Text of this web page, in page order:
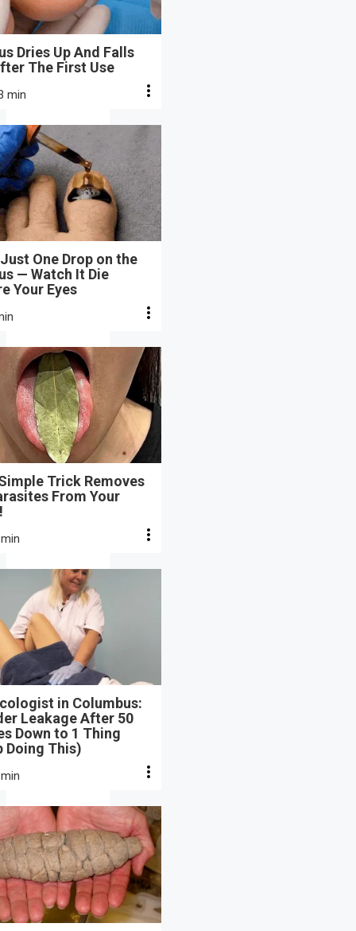
Dries Up And Falls
The First Use
min
One Drop on the
— Watch It Die
Your Eyes
Trick Removes
From Your
in Columbus:
Leakage After 50
Down to 1 Thing
Doing This)